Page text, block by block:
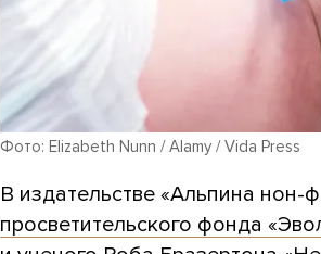
Фото: Elizabeth Nunn / Alamy / Vida Press
В издательстве «Альпина
просветительского фонда